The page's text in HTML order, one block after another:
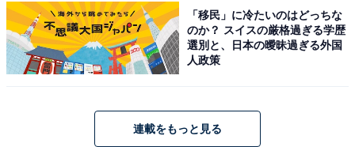
【おすすめ記事】
秋田県、2位 東京都、1位は？
「移民」に冷たいのはどっちな
のか？ スイスの厳格過ぎる学歴
選別と、日本の曖昧過ぎる外国
人政策
連載をもっと見る